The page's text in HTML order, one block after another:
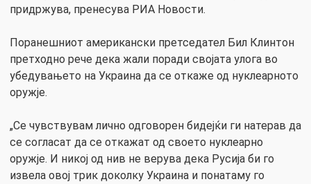
придржува, пренесува РИА Новости.
Поранешниот американски претседател Бил Клинтон
претходно рече дека жали поради својата улога во
убедувањето на Украина да се откаже од нуклеарното
оружје.
„Се чувствувам лично одговорен бидејќи ги натерав да
се согласат да се откажат од своето нуклеарно
оружје. И никој од нив не верува дека Русија би го
извела овој трик доколку Украина и понатаму го